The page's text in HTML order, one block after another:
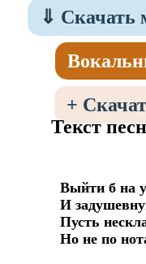
⇓ Скачать
+
Текст
Выйти б на
И
Пусть
Но не по